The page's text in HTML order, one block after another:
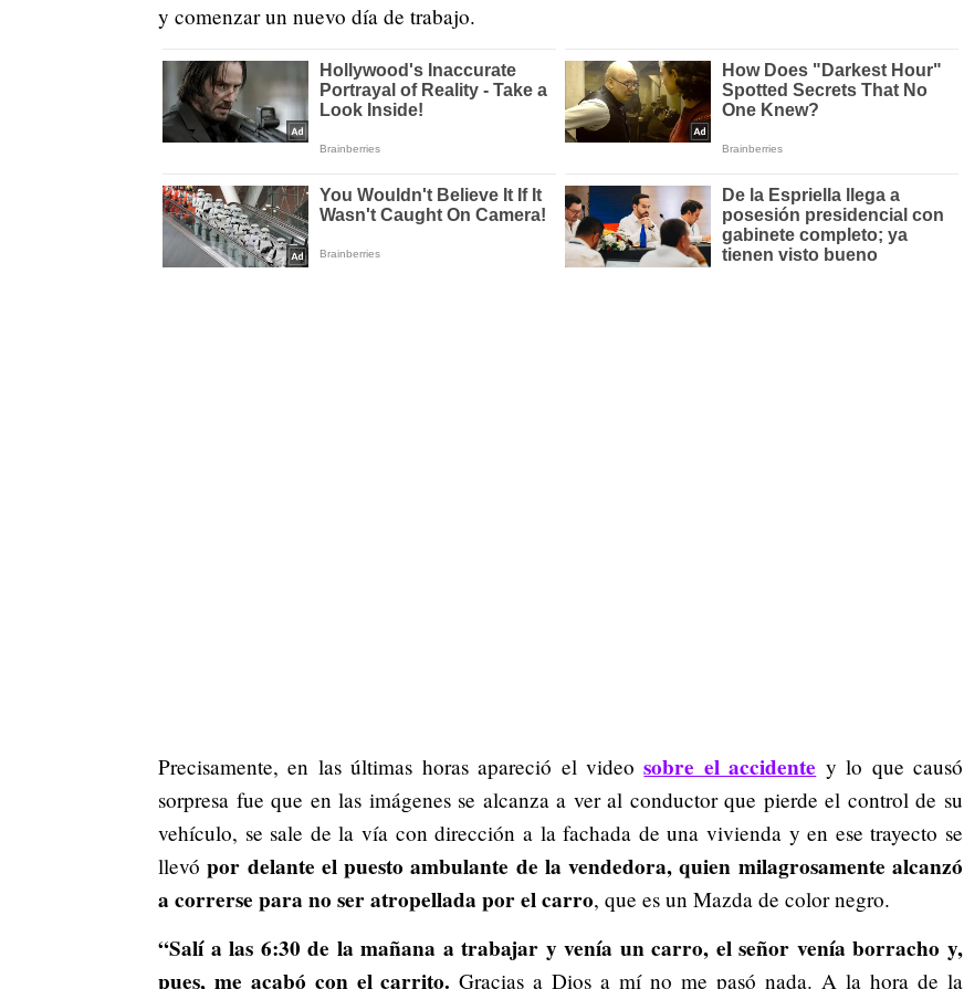
y comenzar un nuevo día de trabajo.
Precisamente, en las últimas horas apareció el videosobre el accidente y lo que causó
sorpresa fue que en las imágenes se alcanza a ver al conductor que pierde el control de su
vehículo, se sale de la vía con dirección a la fachada de una vivienda y en ese trayecto se
llevópor delante el puesto ambulante de la vendedora, quien milagrosamente alcanzó
a correrse para no ser atropellada por el carro, que es un Mazda de color negro.
“Salí a las 6:30 de la mañana a trabajar y venía un carro, el señor venía borracho y,
pues, me acabó con el carrito.Gracias a Dios a mí no me pasó nada. A la hora de la